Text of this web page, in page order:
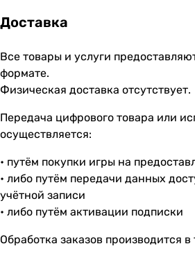
Доставка
Все товары и услуги
формате.
Физическая доставка отсутствует.
Передача цифрового товара или
осуществляется:
• путём покупки игры на
• либо путём передачи данных
учётной записи
• либо путём активации подписки
Обработка заказов производится в